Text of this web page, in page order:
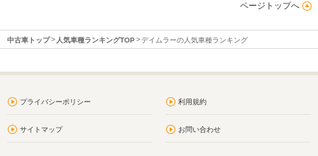
ページトップへ
中古車トップ 人気車種ランキングTOP デイムラーの人気車種ランキング
プライバシーポリシー 利用規約
サイトマップ お問い合わせ